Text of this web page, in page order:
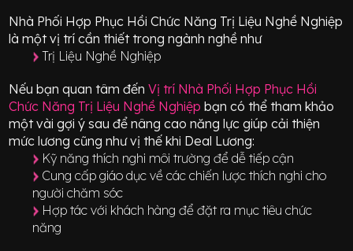
Nhà Phối Hợp Phục Hồi Chức Năng Trị Liệu Nghề Nghiệp
là một vị trícần thiết trong ngành nghề như
Trị Liệu Nghề Nghiệp
Nếu bạn quan tâm đến Vị trí Nhà Phối Hợp Phục Hồi
Chức Năng Trị Liệu Nghề Nghiệp bạn có thể tham khảo
một vài gợi ý sau để nâng cao năng lực giúp cải thiện
mức lương cũng như vị thế khi Deal Lương:
Kỹ năng thích nghi môi trường để dễ tiếp cận
Cung cấp giáo dục về các chiến lược thích nghi cho
người chăm sóc
Hợp tác với khách hàng để đặt ra mục tiêu chức
năng